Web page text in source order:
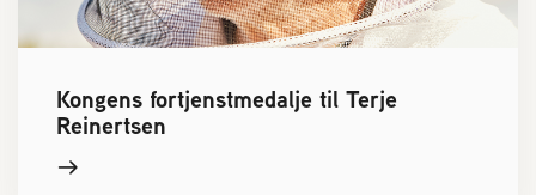
Kongens fortjenstmedalje til Terje
Reinertsen